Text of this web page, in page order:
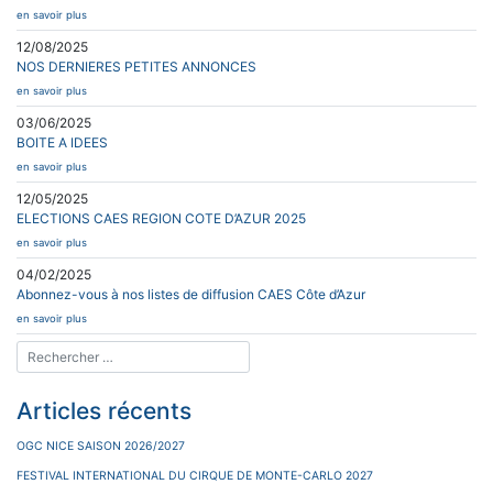
en savoir plus
12/08/2025
NOS DERNIERES PETITES ANNONCES
en savoir plus
03/06/2025
BOITE A IDEES
en savoir plus
12/05/2025
ELECTIONS CAES REGION COTE D’AZUR 2025
en savoir plus
04/02/2025
Abonnez-vous à nos listes de diffusion CAES Côte d’Azur
en savoir plus
Articles récents
OGC NICE SAISON 2026/2027
FESTIVAL INTERNATIONAL DU CIRQUE DE MONTE-CARLO 2027